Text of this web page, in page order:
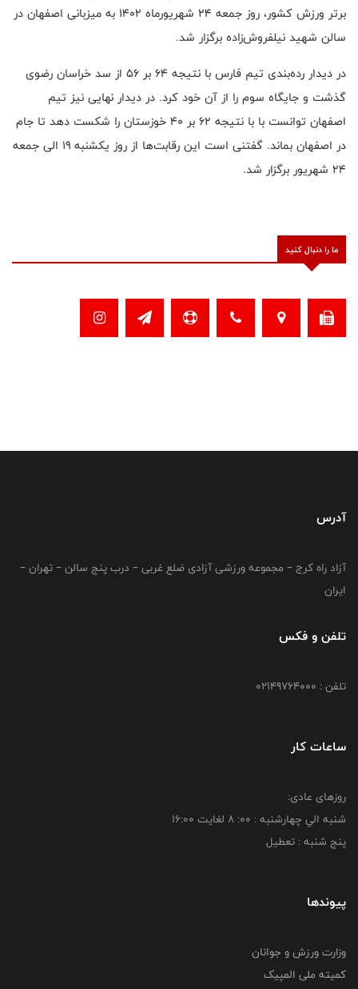
برتر ورزش کشور، روز جمعه ۲۴ شهریورماه ۱۴۰۲ به میزبانی اصفهان در
سالن شهید نیلفروش‌زاده برگزار شد.
در دیدار رده‌بندی تیم فارس با نتیجه ۶۴ بر ۵۶ از سد خراسان رضوی
گذشت و جایگاه سوم را از آن خود کرد. در دیدار نهایی نیز تیم
اصفهان توانست با با نتیجه ۶۲ بر ۴۰ خوزستان را شکست دهد تا جام
در اصفهان بماند. گفتنی است این رقابت‌ها از روز یکشنبه ۱۹ الی جمعه
۲۴ شهریور برگزار شد.
ما را دنبال کنید
آدرس
آزاد راه کرج – مجموعه ورزشی آزادی ضلع غربی – درب پنج سالن – تهران –
ایران
تلفن و فکس
تلفن : 02149764000
ساعات کار
روزهای عادی:
شنبه الي چهارشنبه : 00: 8 لغايت 16:00
پنج شنبه : تعطیل
پیوندها
وزارت ورزش و جوانان
کمیته ملی المپیک